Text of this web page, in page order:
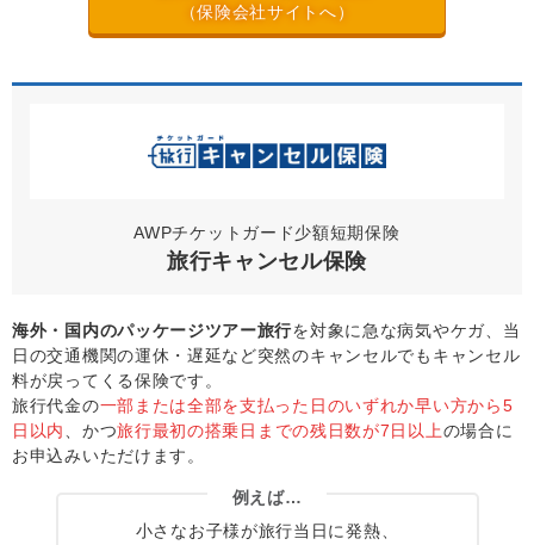
（保険会社サイトへ）
AWPチケットガード少額短期保険
旅行キャンセル保険
海外・国内のパッケージツアー旅行を対象に急な病気やケガ、当
日の交通機関の運休・遅延など突然のキャンセルでもキャンセル
料が戻ってくる保険です。
旅行代金の一部または全部を支払った日のいずれか早い方から5
日以内
、かつ旅行最初の搭乗日までの残日数が7日以上の場合に
お申込みいただけます。
例えば…
小さなお子様が旅行当日に発熱、